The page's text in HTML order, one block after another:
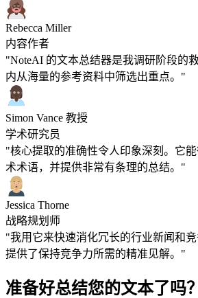
Rebecca Miller
内容作者
"NoteAI 的文本总结器是我调研阶段的
内从海量的参考资料中筛选出重点。"
Simon Vance 教授
学术研究员
"核心提取的准确性令人印象深刻。它
术术语，并提供非常有条理的总结。"
Jessica Thorne
战略规划师
"我用它来快速消化冗长的行业新闻和
提供了保持竞争力所需的精准见解。"
准备好总结您的文本了吗？